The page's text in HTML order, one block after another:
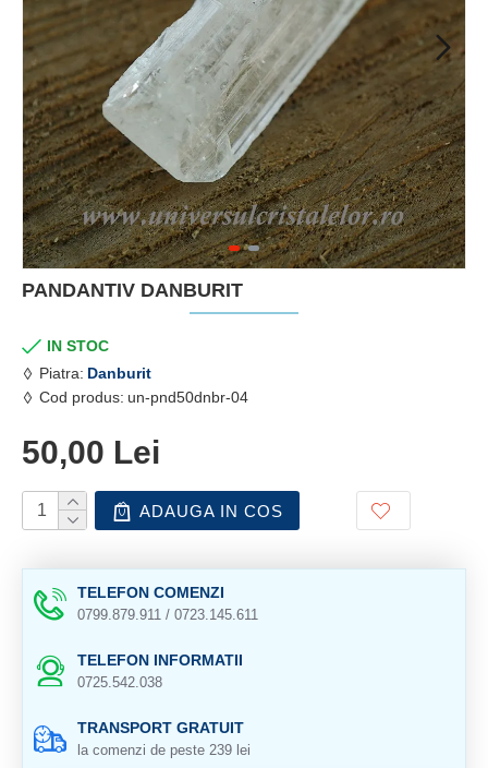
PANDANTIV DANBURIT
IN STOC
Piatra: Danburit
Cod produs: un-pnd50dnbr-04
50,00 Lei
ADAUGA IN COS
TELEFON COMENZI
0799.879.911 / 0723.145.611
TELEFON INFORMATII
0725.542.038
TRANSPORT GRATUIT
la comenzi de peste 239 lei